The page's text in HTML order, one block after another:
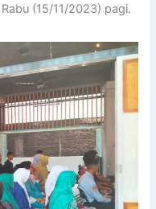
(15/11/2023) pagi.